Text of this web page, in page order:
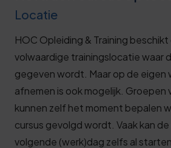
Locatie
HOC Opleiding & Training
volwaardige trainingslocatie waar
gegeven wordt. Maar op de eigen
afnemen is ook mogelijk. Groepen
kunnen zelf het moment bepalen
cursus gevolgd wordt. Vaak kan
volgende (werk)dag zelfs al starten.